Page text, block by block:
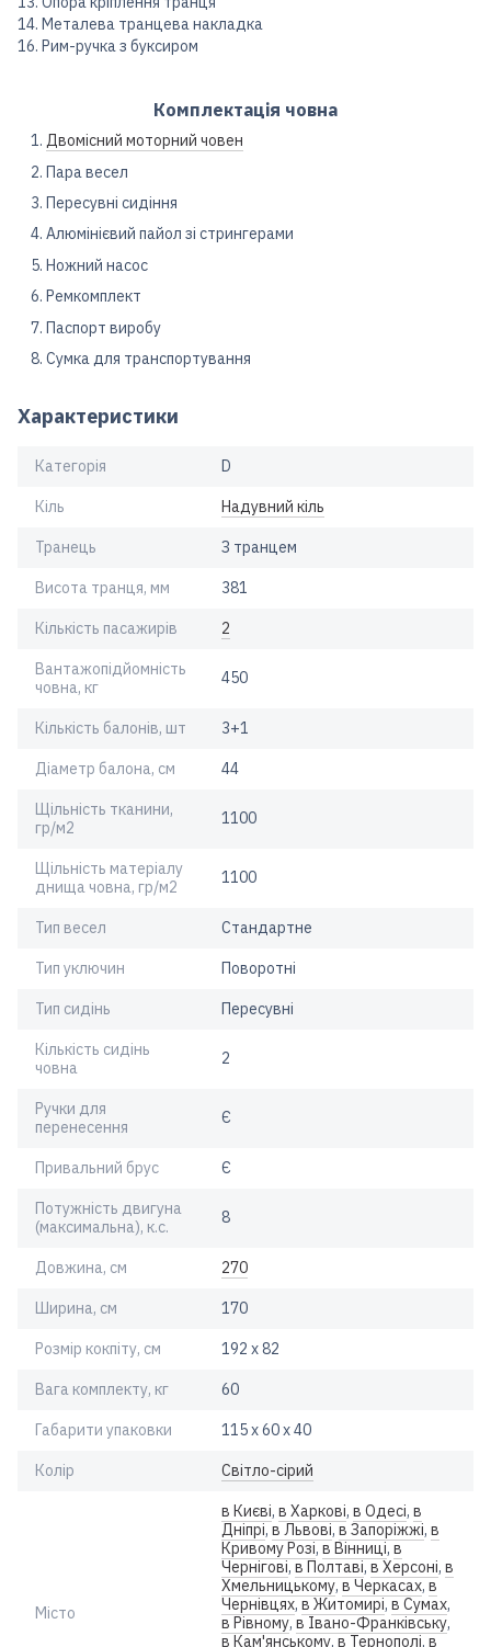
14. Металева транцева накладка
16. Рим-ручка з буксиром
Комплектація човна
Двомісний моторний човен
Пара весел
Пересувні сидіння
Алюмінієвий пайол зі стрингерами
Ножний насос
Ремкомплект
Паспорт виробу
Сумка для транспортування
Характеристики
Категорія D
Кіль Надувний кіль
Транець З транцем
Висота транця, мм 381
Кількість пасажирів 2
Вантажопідйомність
човна, кг
450
Кількість балонів, шт 3+1
Діаметр балона, см 44
Щільність тканини,
гр/м2
1100
Щільність матеріалу
днища човна, гр/м2
1100
Тип весел Стандартне
Тип уключин Поворотні
Тип сидінь Пересувні
Кількість сидінь
човна
2
Ручки для
перенесення
Є
Привальний брус Є
Потужність двигуна
(максимальна), к.с.
8
Довжина, см 270
Ширина, см 170
Розмір кокпіту, см 192 х 82
Вага комплекту, кг 60
Габарити упаковки 115 х 60 х 40
Колір Світло-сірий
Місто
в Києві, в Харкові, в Одесі, в
Дніпрі, в Львові, в Запоріжжі, в
Кривому Розі, в Вінниці, в
Чернігові, в Полтаві, в Херсоні, в
Хмельницькому, в Черкасах, в
Чернівцях, в Житомирі, в Сумах,
в Рівному, в Івано-Франківську,
в Кам'янському, в Тернополі, в